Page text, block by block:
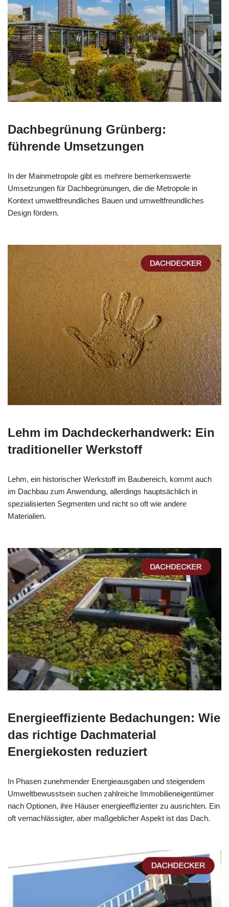
Dachbegrünung Grünberg:
führende Umsetzungen
In der Mainmetropole gibt es mehrere bemerkenswerte
Umsetzungen für Dachbegrünungen, die die Metropole in
Kontext umweltfreundliches Bauen und umweltfreundliches
Design fördern.
Lehm im Dachdeckerhandwerk: Ein
traditioneller Werkstoff
Lehm, ein historischer Werkstoff im Baubereich, kommt auch
im Dachbau zum Anwendung, allerdings hauptsächlich in
spezialisierten Segmenten und nicht so oft wie andere
Materialien.
Energieeffiziente Bedachungen: Wie
das richtige Dachmaterial
Energiekosten reduziert
In Phasen zunehmender Energieausgaben und steigendem
Umweltbewusstsein suchen zahlreiche Immobilieneigentümer
nach Optionen, ihre Häuser energieeffizienter zu ausrichten. Ein
oft vernachlässigter, aber maßgeblicher Aspekt ist das Dach.